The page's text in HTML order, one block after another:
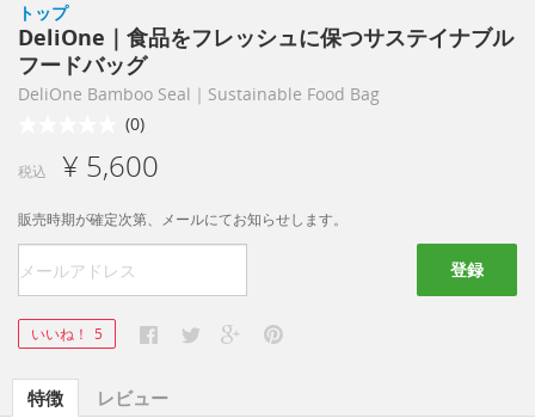
トップ
DeliOne｜食品をフレッシュに保つサステイナブル
フードバッグ
DeliOne Bamboo Seal｜Sustainable Food Bag
(0)
税込 ¥ 5,600
販売時期が確定次第、メールにてお知らせします。
登録
いいね！ 5
特徴 レビュー